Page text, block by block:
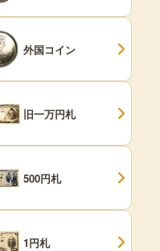
外国コイン
旧一万円札
500円札
1円札